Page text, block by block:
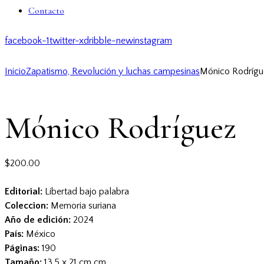
Contacto
facebook-1twitter-xdribble-newinstagram
InicioZapatismo, Revolución y luchas campesinasMónico
Mónico Rodríguez
$200.00
Editorial: Libertad bajo palabra
Coleccion: Memoria suriana
Año de edición: 2024
País: México
Páginas: 190